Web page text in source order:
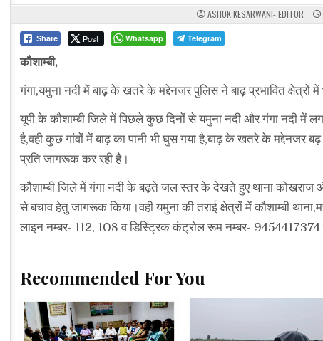
ASHOK KESARWANI- EDITOR
Share Post Whatsapp Telegram
कौशाम्बी,
गंगा,यमुना नदी में बाढ़ के खतरे के मद्देनजर पुलिस ने बाढ़ प्रभावित
यूपी के कौशाम्बी जिले में पिछले कुछ दिनों से यमुना नदी और गंगा नदी में
है,वही कुछ गांवों में बाढ़ का पानी भी घुस गया है,बाढ़ के खतरे के मद्देनजर
प्रति जागरूक कर रही है।
कौशाम्बी जिले में गंगा नदी के बढ़ते जल स्तर के देखते हुए थाना कोखराज
से बचाव हेतु जागरूक किया।वही यमुना की तराई क्षेत्रों में कौशाम्बी
लाइन नम्बर- 112, 108 व डिस्ट्रिक कंट्रोल रूम नम्बर- 9454417374
Recommended For You